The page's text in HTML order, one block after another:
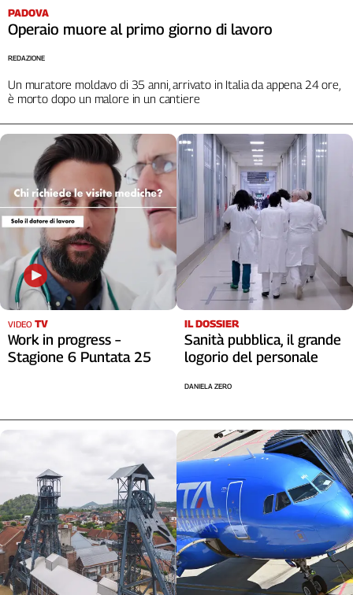
Giulia
Lazio
Liguria
Lombardia
Marche
Sardegna
Sicilia
Toscana
Trentino
Umbria
Valle
D'Aosta
Veneto
Archivio
Storico
1955-
Cerca
Contatti
La
redazione
Newsletter
PADOVA
Operaio muore al primo giorno di lavoro
Un muratore moldavo di 35 anni, arrivato in Italia da appena 24 ore,
è morto dopo un malore in un cantiere
REDAZIONE
VIDEO TV
Work in progress –
Stagione 6 Puntata 25
IL DOSSIER
Sanità pubblica, il grande
logorio del personale
DANIELA ZERO